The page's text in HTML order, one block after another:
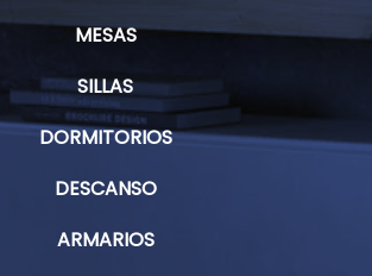
MESAS
SILLAS
DORMITORIOS
DESCANSO
ARMARIOS